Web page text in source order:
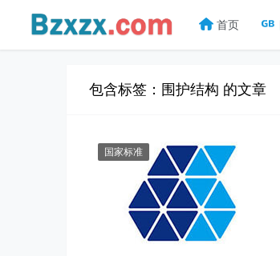
首页
包含标签：围护结构 的文章
国家标准